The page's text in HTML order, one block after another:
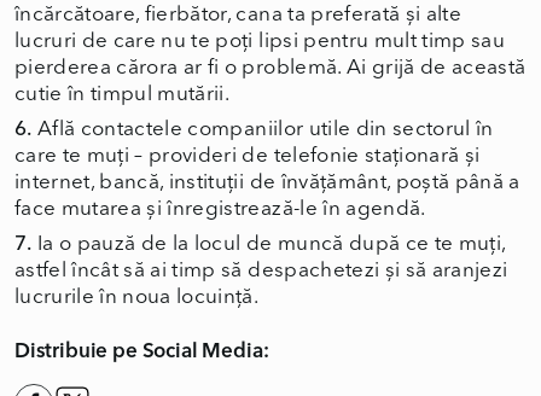
încărcătoare, fierbător, cana ta preferată și alte
lucruri de care nu te poți lipsi pentru mult timp sau
pierderea cărora ar fi o problemă. Ai grijă de această
cutie în timpul mutării.
6. Află contactele companiilor utile din sectorul în
care te muți – provideri de telefonie staționară și
internet, bancă, instituții de învățământ, poștă până a
face mutarea și înregistrează-le în agendă.
7. Ia o pauză de la locul de muncă după ce te muți,
astfel încât să ai timp să despachetezi și să aranjezi
lucrurile în noua locuință.
Distribuie pe Social Media: